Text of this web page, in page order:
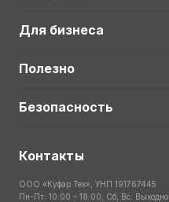
Для бизнеса
Полезно
Безопасность
Контакты
ООО «Куфар Тех», УНП 191767445
Пн-Пт: 10:00 – 18:00; Сб, Вс: